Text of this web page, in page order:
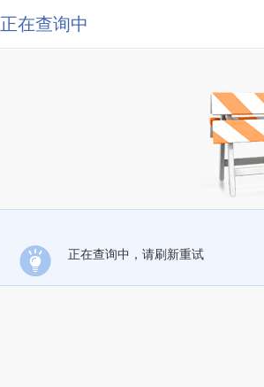
正在查询中
正在查询中，请刷新重试